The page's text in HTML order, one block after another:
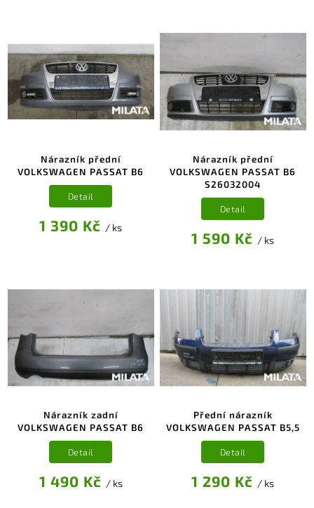
Nárazník přední
VOLKSWAGEN PASSAT B6
1 390 Kč / ks
Detail
Nárazník přední
VOLKSWAGEN PASSAT B6
S26032004
1 590 Kč / ks
Detail
Nárazník zadní
VOLKSWAGEN PASSAT B6
1 490 Kč / ks
Detail
Přední nárazník
VOLKSWAGEN PASSAT B5,5
1 290 Kč / ks
Detail